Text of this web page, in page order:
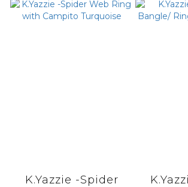
K.Yazzie -Spider